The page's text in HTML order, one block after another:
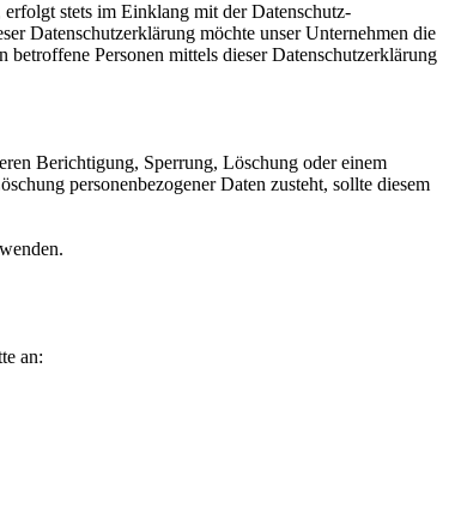
stets im Einklang mit der Datenschutz-
Datenschutzerklärung möchte unser Unternehmen die
Personen mittels dieser Datenschutzerklärung
Berichtigung, Sperrung, Löschung oder einem
personenbezogener Daten zusteht, sollte diesem
an: